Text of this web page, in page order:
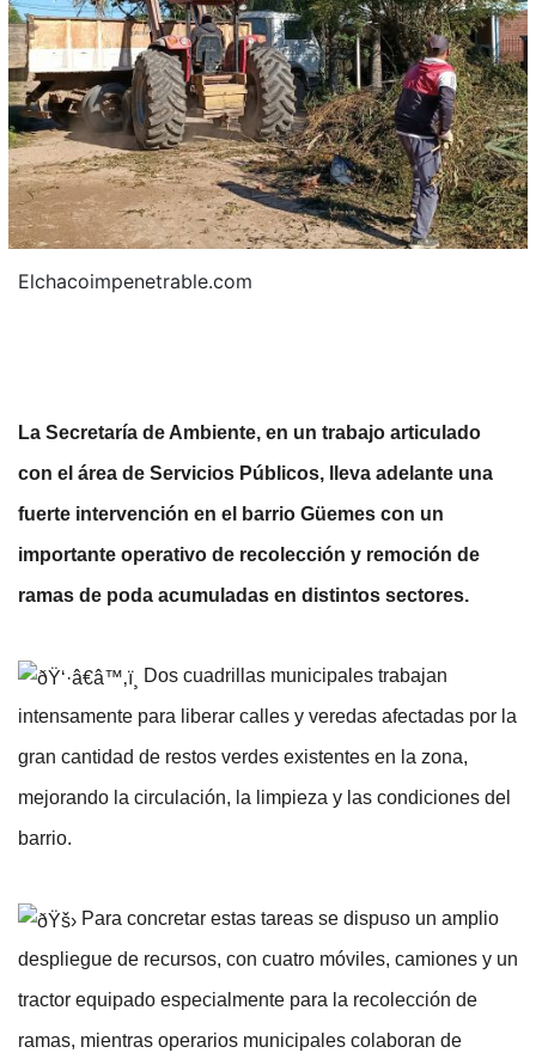
Elchacoimpenetrable.com
La Secretaría de Ambiente, en un trabajo articulado
con el área de Servicios Públicos, lleva adelante una
fuerte intervención en el barrio Güemes con un
importante operativo de recolección y remoción de
ramas de poda acumuladas en distintos sectores.
Dos cuadrillas municipales trabajan
intensamente para liberar calles y veredas afectadas por la
gran cantidad de restos verdes existentes en la zona,
mejorando la circulación, la limpieza y las condiciones del
barrio.
Para concretar estas tareas se dispuso un amplio
despliegue de recursos, con cuatro móviles, camiones y un
tractor equipado especialmente para la recolección de
ramas, mientras operarios municipales colaboran de